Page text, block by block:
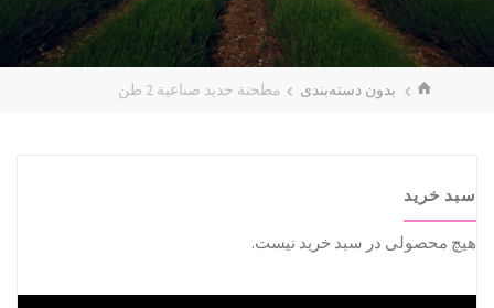
HOMEبدون دسته‌بندی مطحنة حديد صناعية 2 طن
سبد خرید
هیچ محصولی در سبد خرید نیست.